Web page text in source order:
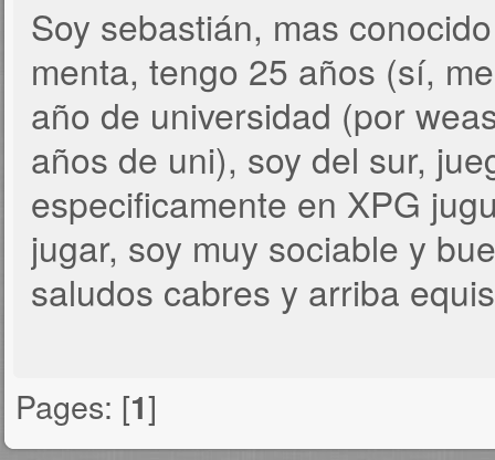
Soy sebastián, mas
menta, tengo 25 años (sí,
año de universidad (por
años de uni), soy del sur,
especificamente en XPG
jugar, soy muy sociable y
saludos cabres y arriba
Pages: [1]